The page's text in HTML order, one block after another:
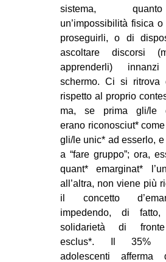
sistema,
un’impossibilità fisica
proseguirli, o di
ascoltare discorsi
apprenderli)
schermo. Ci si ritrova
rispetto al proprio
ma, se prima gli/le
erano riconosciut*
gli/le unic* ad esserlo,
a “fare gruppo”; ora,
quant* emarginat*
all’altra, non viene più
il concetto
impedendo, di
solidarietà di
esclus*. Il 35%
adolescenti afferma